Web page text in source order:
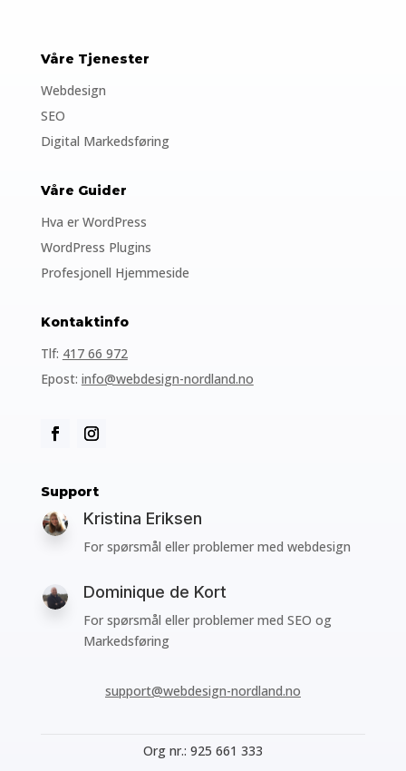
Våre Tjenester
Webdesign
SEO
Digital Markedsføring
Våre Guider
Hva er WordPress
WordPress Plugins
Profesjonell Hjemmeside
Kontaktinfo
Tlf: 417 66 972
Epost: info@webdesign-nordland.no
Support
Kristina Eriksen
For spørsmål eller problemer med webdesign
Dominique de Kort
For spørsmål eller problemer med SEO og
Markedsføring
support@webdesign-nordland.no
Org nr.: 925 661 333